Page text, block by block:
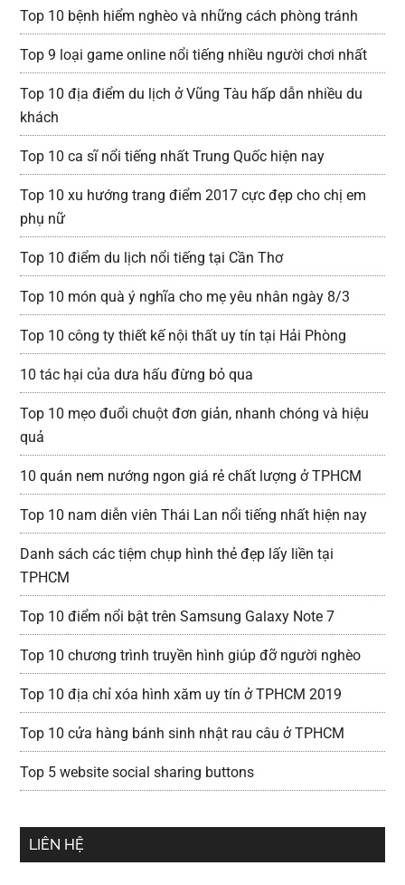
Top 10 bệnh hiểm nghèo và những cách phòng tránh
Top 9 loại game online nổi tiếng nhiều người chơi nhất
Top 10 địa điểm du lịch ở Vũng Tàu hấp dẫn nhiều du
khách
Top 10 ca sĩ nổi tiếng nhất Trung Quốc hiện nay
Top 10 xu hướng trang điểm 2017 cực đẹp cho chị em
phụ nữ
Top 10 điểm du lịch nổi tiếng tại Cần Thơ
Top 10 món quà ý nghĩa cho mẹ yêu nhân ngày 8/3
Top 10 công ty thiết kế nội thất uy tín tại Hải Phòng
10 tác hại của dưa hấu đừng bỏ qua
Top 10 mẹo đuổi chuột đơn giản, nhanh chóng và hiệu
quả
10 quán nem nướng ngon giá rẻ chất lượng ở TPHCM
Top 10 nam diễn viên Thái Lan nổi tiếng nhất hiện nay
Danh sách các tiệm chụp hình thẻ đẹp lấy liền tại
TPHCM
Top 10 điểm nổi bật trên Samsung Galaxy Note 7
Top 10 chương trình truyền hình giúp đỡ người nghèo
Top 10 địa chỉ xóa hình xăm uy tín ở TPHCM 2019
Top 10 cửa hàng bánh sinh nhật rau câu ở TPHCM
Top 5 website social sharing buttons
LIÊN HỆ